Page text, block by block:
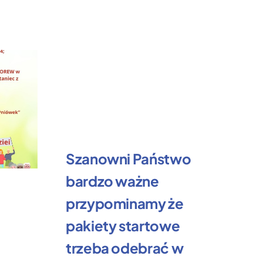
Szanowni Państwo
bardzo ważne
przypominamy że
pakiety startowe
trzeba odebrać w